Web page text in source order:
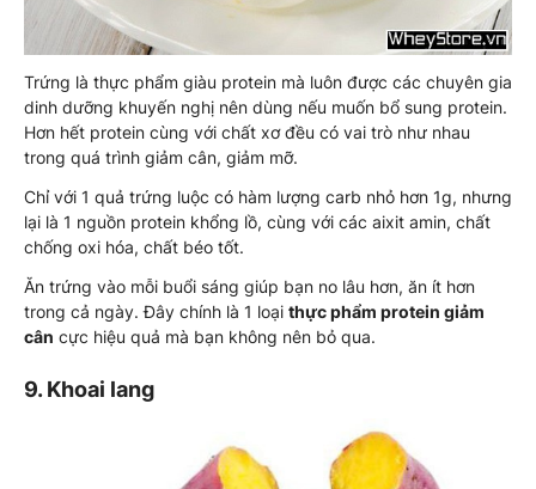
Trứng là thực phẩm giàu protein mà luôn được các chuyên gia
dinh dưỡng khuyến nghị nên dùng nếu muốn bổ sung protein.
Hơn hết protein cùng với chất xơ đều có vai trò như nhau
trong quá trình giảm cân, giảm mỡ.
Chỉ với 1 quả trứng luộc có hàm lượng carb nhỏ hơn 1g, nhưng
lại là 1 nguồn protein khổng lồ, cùng với các aixit amin, chất
chống oxi hóa, chất béo tốt.
Ăn trứng vào mỗi buổi sáng giúp bạn no lâu hơn, ăn ít hơn
trong cả ngày. Đây chính là 1 loại thực phẩm protein giảm
cân cực hiệu quả mà bạn không nên bỏ qua.
9. Khoai lang